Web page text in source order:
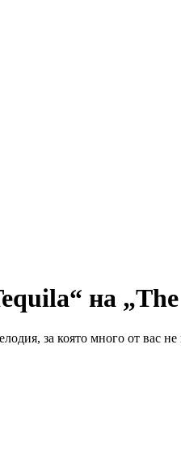
на
за която много от вас